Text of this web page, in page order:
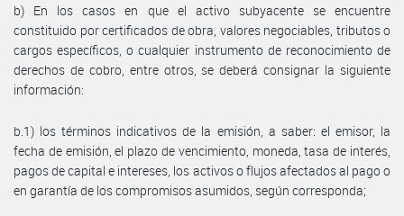
b) En los casos en que el activo subyacente se encuentre
constituido por certificados de obra, valores negociables, tributos o
cargos específicos, o cualquier instrumento de reconocimiento de
derechos de cobro, entre otros, se deberá consignar la siguiente
información:
b.1) los términos indicativos de la emisión, a saber: el emisor, la
fecha de emisión, el plazo de vencimiento, moneda, tasa de interés,
pagos de capital e intereses, los activos o flujos afectados al pago o
en garantía de los compromisos asumidos, según corresponda;